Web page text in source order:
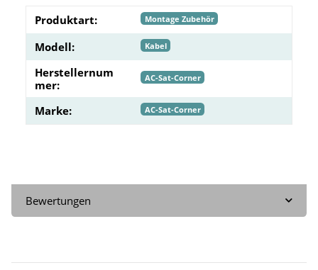
Produktart: Montage Zubehör
Modell: Kabel
Herstellernum
mer:
AC-Sat-Corner
Marke: AC-Sat-Corner
Bewertungen